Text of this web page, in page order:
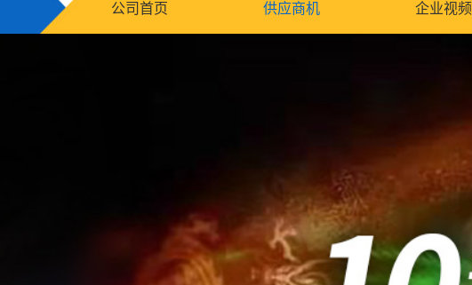
公司首页 供应商机 企业视频